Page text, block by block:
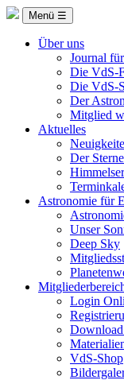
Menü ☰
Über uns
Journal
Die VdS-
Die VdS-
Der
Mitglied
Aktuelles
Der
Astronomie für
Unser
Deep Sky
Login
VdS-Shop